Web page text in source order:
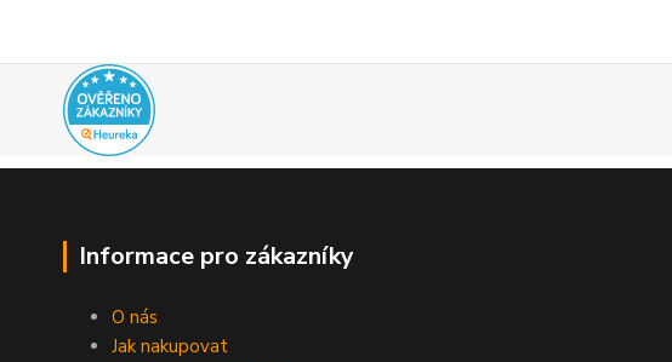
Informace pro zákazníky
O nás
Jak nakupovat